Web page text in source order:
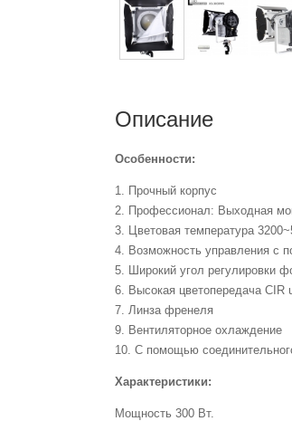
Описание
Особенности:
1. Прочный корпус
2. Профессионал: Выходная
3. Цветовая температура
4. Возможность управления с
5. Широкий угол регулировки
6. Высокая цветопередача CIR
7. Линза френеля
9. Вентиляторное охлаждение
10. С помощью
Характеристики:
Мощность 300 Вт.